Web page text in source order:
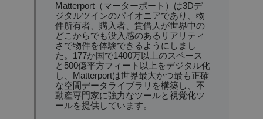
Matterport（マーターポート）は3Dデ
ジタルツインのパイオニアであり、物
件所有者、購入者、賃借人が世界中の
どこからでも没入感のあるリアリティ
さで物件を体験できるようにしまし
た。177か国で1400万以上のスペース
と500億平方フィート以上をデジタル化
し、Matterportは世界最大かつ最も正確
な空間データライブラリを構築し、不
動産専門家に強力なツールと視覚化ツ
ールを提供しています。